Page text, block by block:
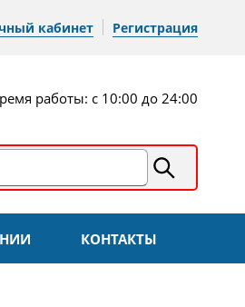
кабинет Регистрация
работы: с 10:00 до 24:00
КОНТАКТЫ